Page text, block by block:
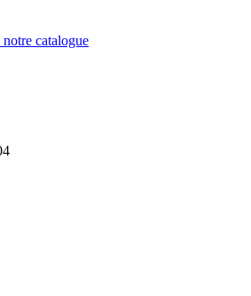
catalogue